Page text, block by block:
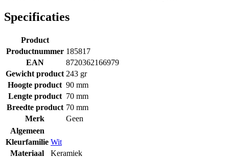
Specificaties
Product
Productnummer 185817
EAN
8720362166979
Gewicht product 243 gr
Hoogte product 90 mm
Lengte product 70 mm
Breedte product 70 mm
Merk
Geen
Algemeen
Kleurfamilie Wit
Materiaal
Keramiek